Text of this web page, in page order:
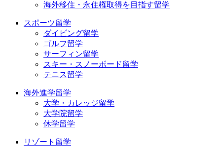
海外移住・永住権取得を目指す留学
スポーツ留学
ダイビング留学
ゴルフ留学
サーフィン留学
スキー・スノーボード留学
テニス留学
海外進学留学
大学・カレッジ留学
大学院留学
休学留学
リゾート留学